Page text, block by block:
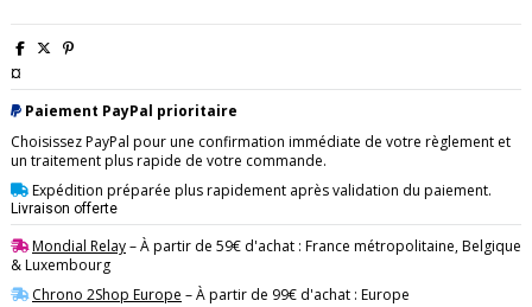
¤
Paiement PayPal prioritaire
Choisissez PayPal pour une confirmation immédiate de votre règlement et
un traitement plus rapide de votre commande.
Expédition préparée plus rapidement après validation du paiement.
Livraison offerte
Mondial Relay– À partir de 59€ d'achat : France métropolitaine, Belgique
& Luxembourg
Chrono 2Shop Europe – À partir de 99€ d'achat : Europe